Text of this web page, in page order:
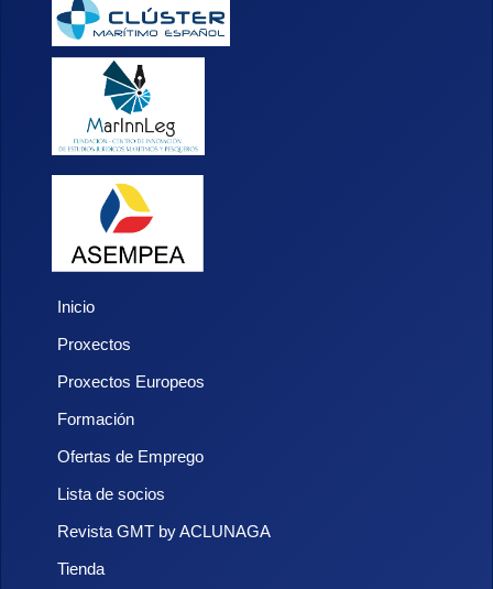
Inicio
Proxectos
Proxectos Europeos
Formación
Ofertas de Emprego
Lista de socios
Revista GMT by ACLUNAGA
Tienda